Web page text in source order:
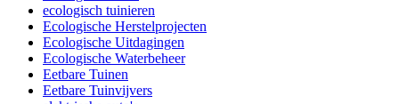
ecologisch tuinieren
Ecologische Herstelprojecten
Ecologische Uitdagingen
Ecologische Waterbeheer
Eetbare Tuinen
Eetbare Tuinvijvers